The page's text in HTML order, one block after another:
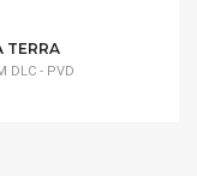
TERRA
DLC - PVD